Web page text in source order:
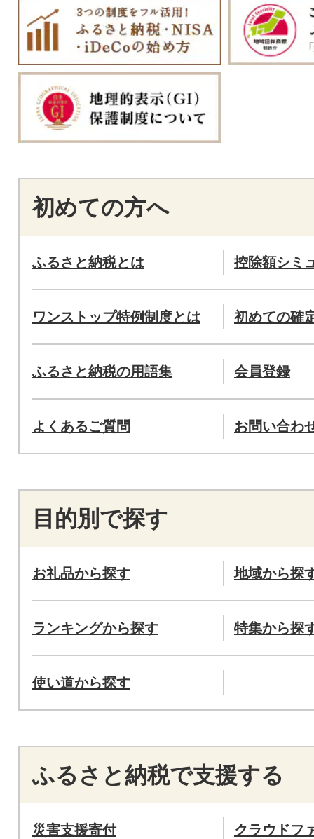
初めての方へ
ふるさと納税とは 控除額シミ
ワンストップ特例制度とは 初めての確
ふるさと納税の用語集 会員登録
よくあるご質問 お問い合わ
目的別で探す
お礼品から探す 地域から探
ランキングから探す 特集から探
使い道から探す
ふるさと納税で支援する
災害支援寄付 クラウドフ